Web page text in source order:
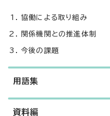
協働による取り組み
関係機関との推進体制
今後の課題
用語集
資料編